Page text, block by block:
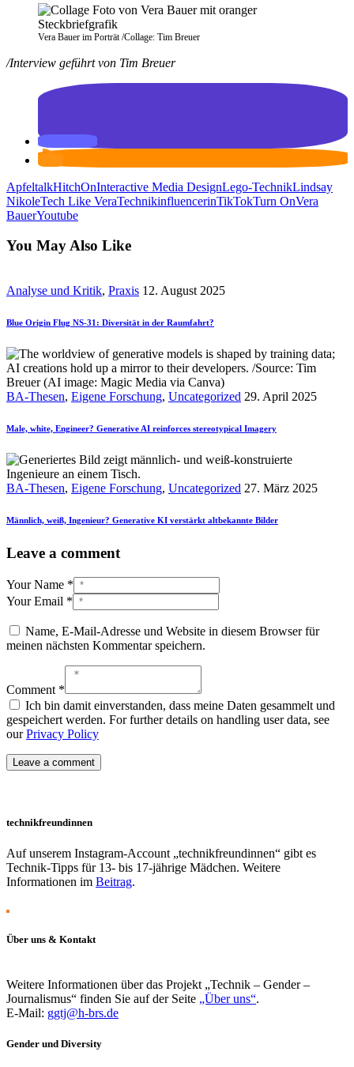
Vera Bauer im Porträt /Collage: Tim Breuer
/Interview geführt von Tim Breuer
ApfeltalkHitchOnInteractive Media DesignLego-TechnikLindsay
NikoleTech Like VeraTechnikinfluencerinTikTokTurn OnVera
BauerYoutube
You May Also Like
Analyse und Kritik, Praxis 12. August 2025
Blue Origin Flug NS-31: Diversität in der Raumfahrt?
BA-Thesen, Eigene Forschung, Uncategorized 29. April 2025
Male, white, Engineer? Generative AI reinforces stereotypical Imagery
BA-Thesen, Eigene Forschung, Uncategorized 27. März 2025
Männlich, weiß, Ingenieur? Generative KI verstärkt altbekannte Bilder
Leave a comment
Your Name *
Your Email *
Name, E-Mail-Adresse und Website in diesem Browser für
meinen nächsten Kommentar speichern.
Comment *
Ich bin damit einverstanden, dass meine Daten gesammelt und
gespeichert werden. For further details on handling user data, see
ourPrivacy Policy
technikfreundinnen
Auf unserem Instagram-Account „technikfreundinnen“ gibt es
Technik-Tipps für 13- bis 17-jährige Mädchen. Weitere
Informationen im Beitrag.
Über uns & Kontakt
Weitere Informationen über das Projekt „Technik – Gender –
Journalismus“ finden Sie auf der Seite „Über uns“.
E-Mail: ggtj@h-brs.de
Gender und Diversity